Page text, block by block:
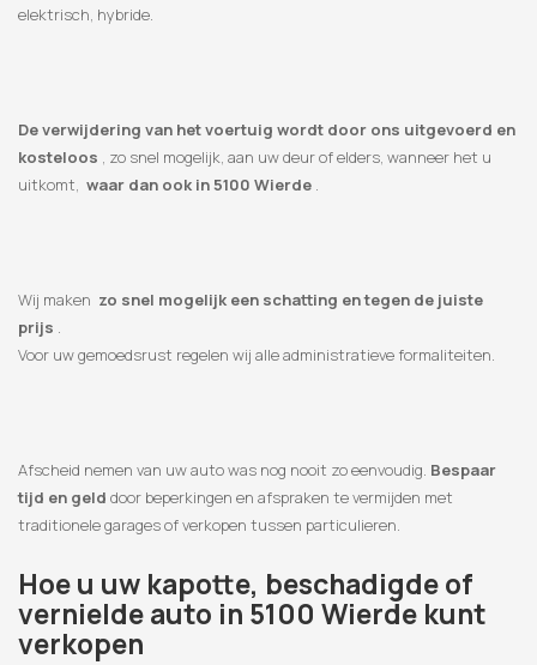
elektrisch, hybride.
De verwijdering van het voertuig wordt door ons uitgevoerd en
kosteloos , zo snel mogelijk, aan uw deur of elders, wanneer het u
uitkomt, waar dan ook in 5100 Wierde .
Wij maken zo snel mogelijk een schatting en tegen de juiste
prijs .
Voor uw gemoedsrust regelen wij alle administratieve formaliteiten.
Afscheid nemen van uw auto was nog nooit zo eenvoudig. Bespaar
tijd en geld door beperkingen en afspraken te vermijden met
traditionele garages of verkopen tussen particulieren.
Hoe u uw kapotte, beschadigde of
vernielde auto in 5100 Wierde kunt
verkopen